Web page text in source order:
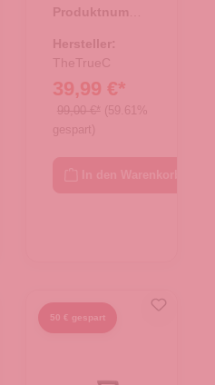
50cm -
schwarz
Produktnumme
Hersteller:
TheTrueC
39,99 €*
99,00 €* (59.61%
gespart)
50 € gespart